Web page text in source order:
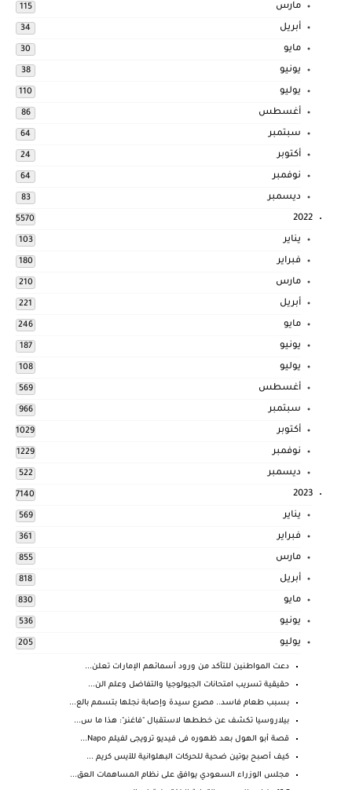
مارس 115
أبريل 34
مايو 30
يونيو 38
يوليو 110
أغسطس 86
سبتمبر 64
أكتوبر 24
نوفمبر 64
ديسمبر 83
2022
5570
يناير 103
فبراير 180
مارس 210
أبريل 221
مايو 246
يونيو 187
يوليو 108
أغسطس 569
سبتمبر 966
أكتوبر 1029
نوفمبر 1229
ديسمبر 522
2023
7140
يناير 569
فبراير 361
مارس 855
أبريل 818
مايو 830
يونيو 536
يوليو 205
دعت المواطنين للتأكد من ورود أسمائهم الإمارات تعلن...
حقيقية تسريب امتحانات الجيولوجيا والتفاضل وعلم الن...
بسبب طعام فاسد.. مصرع سيدة وإصابة نجلها بتسمم بالع...
بيلاروسيا تكشف عن خططها لاستقبال "فاغنر": هذا ما س...
قصة أبو الهول بعد ظهوره فى فيديو ترويجى لفيلم Napo...
كيف أصبح بوتين ضحية للحركات البهلوانية للآيس كريم ...
مجلس الوزراء السعودي يوافق على نظام المساهمات العق...